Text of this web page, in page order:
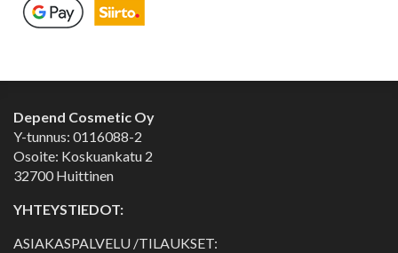
Depend Cosmetic Oy
Y-tunnus: 0116088-2
Osoite: Koskuankatu 2
32700 Huittinen
YHTEYSTIEDOT:
ASIAKASPALVELU /TILAUKSET: